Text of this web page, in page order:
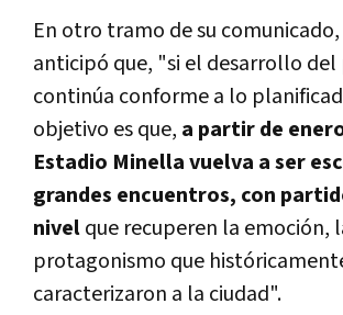
En otro tramo de su
anticipó que, "si el desarrollo
continúa conforme a lo
objetivo es que, a partir de
Estadio Minella vuelva a ser
grandes encuentros, con
nivelque recuperen la emoción,
protagonismo que
caracterizaron a la ciudad".